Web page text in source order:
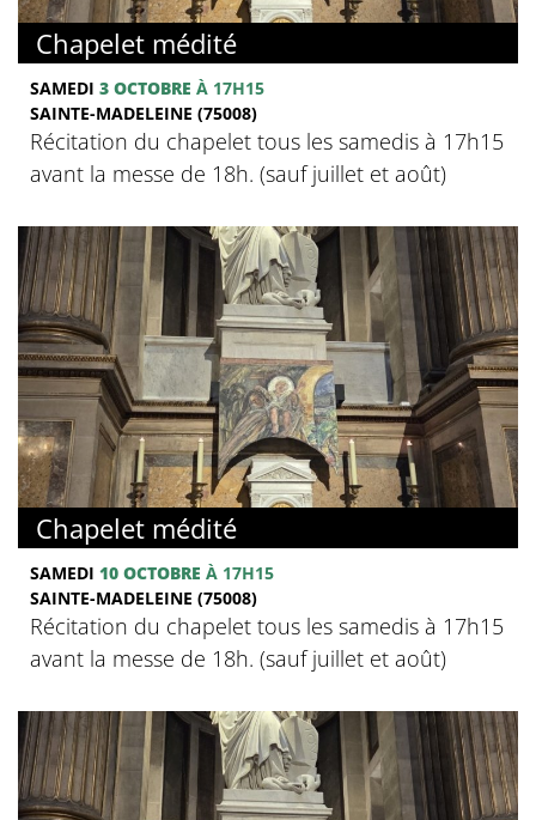
Chapelet médité
SAMEDI 3 OCTOBRE À 17H15
SAINTE-MADELEINE (75008)
Récitation du chapelet tous les samedis à 17h15
avant la messe de 18h. (sauf juillet et août)
Chapelet médité
SAMEDI 10 OCTOBRE À 17H15
SAINTE-MADELEINE (75008)
Récitation du chapelet tous les samedis à 17h15
avant la messe de 18h. (sauf juillet et août)